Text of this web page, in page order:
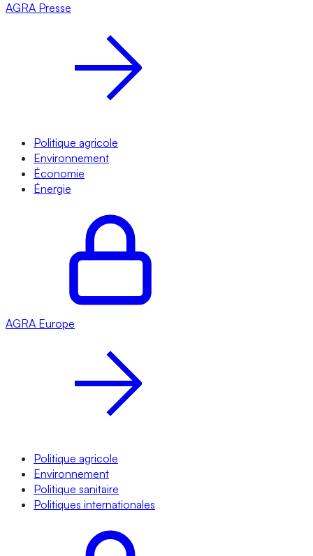
AGRA Presse
Politique agricole
Environnement
Économie
Énergie
AGRA Europe
Politique agricole
Environnement
Politique sanitaire
Politiques internationales